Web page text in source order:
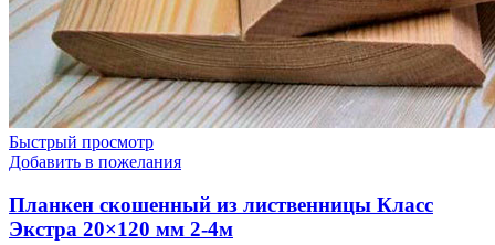
Быстрый просмотр
Добавить в пожелания
Планкен скошенный из лиственницы Класс
Экстра 20×120 мм 2-4м